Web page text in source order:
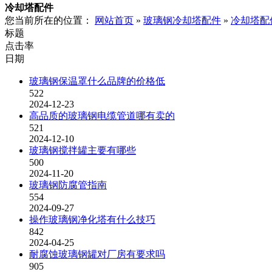
冷却塔配件
您当前所在的位置：
网站首页 » 玻璃钢冷却塔配件 » 冷却塔配
标题
点击率
日期
玻璃钢保温罩什么品牌的价格低
522
2024-12-23
高品质的玻璃钢电缆管道哪有卖的
521
2024-12-10
玻璃钢搅拌罐主要有哪些
500
2024-11-20
玻璃钢防腐管指南
554
2024-09-27
操作玻璃钢净化塔有什么技巧
842
2024-04-25
耐腐蚀玻璃钢罐对厂房有要求吗
905